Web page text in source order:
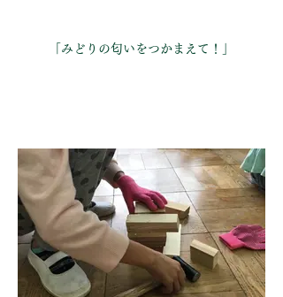
「みどりの匂いをつかまえて！」